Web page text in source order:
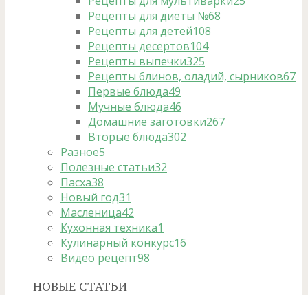
Рецепты для диеты №68
Рецепты для детей108
Рецепты десертов104
Рецепты выпечки325
Рецепты блинов, оладий, сырников67
Первые блюда49
Мучные блюда46
Домашние заготовки267
Вторые блюда302
Разное5
Полезные статьи32
Пасха38
Новый год31
Масленица42
Кухонная техника1
Кулинарный конкурс16
Видео рецепт98
НОВЫЕ СТАТЬИ